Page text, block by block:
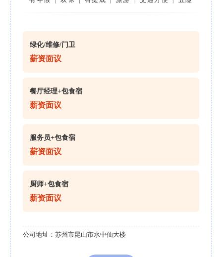
绿化/维修/门卫
薪资面议
餐厅经理+包食宿
薪资面议
服务员+包食宿
薪资面议
厨师+包食宿
薪资面议
公司地址： 苏州市昆山市水中仙大楼